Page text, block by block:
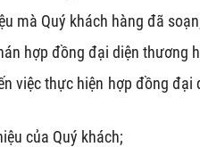
mà Quý khách hàng đã
hợp đồng đại diện thương
việc thực hiện hợp đồng đại
của Quý khách;